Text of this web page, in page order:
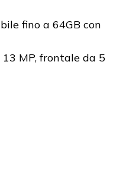
fino a 64GB con
MP, frontale da 5